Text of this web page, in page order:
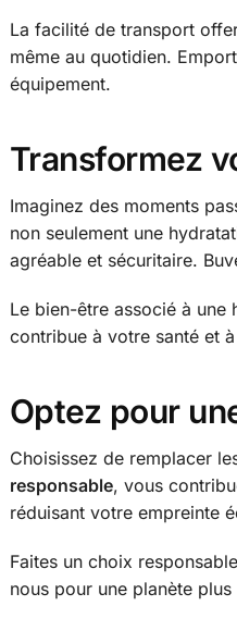
La facilité de transport
même au quotidien.
équipement.
Transformez
Imaginez des moments
non seulement une
agréable et sécuritaire.
Le bien-être associé à
contribue à votre santé et
Optez pour
Choisissez de remplacer
responsable, vous
réduisant votre empreinte
Faites un choix
nous pour une planète